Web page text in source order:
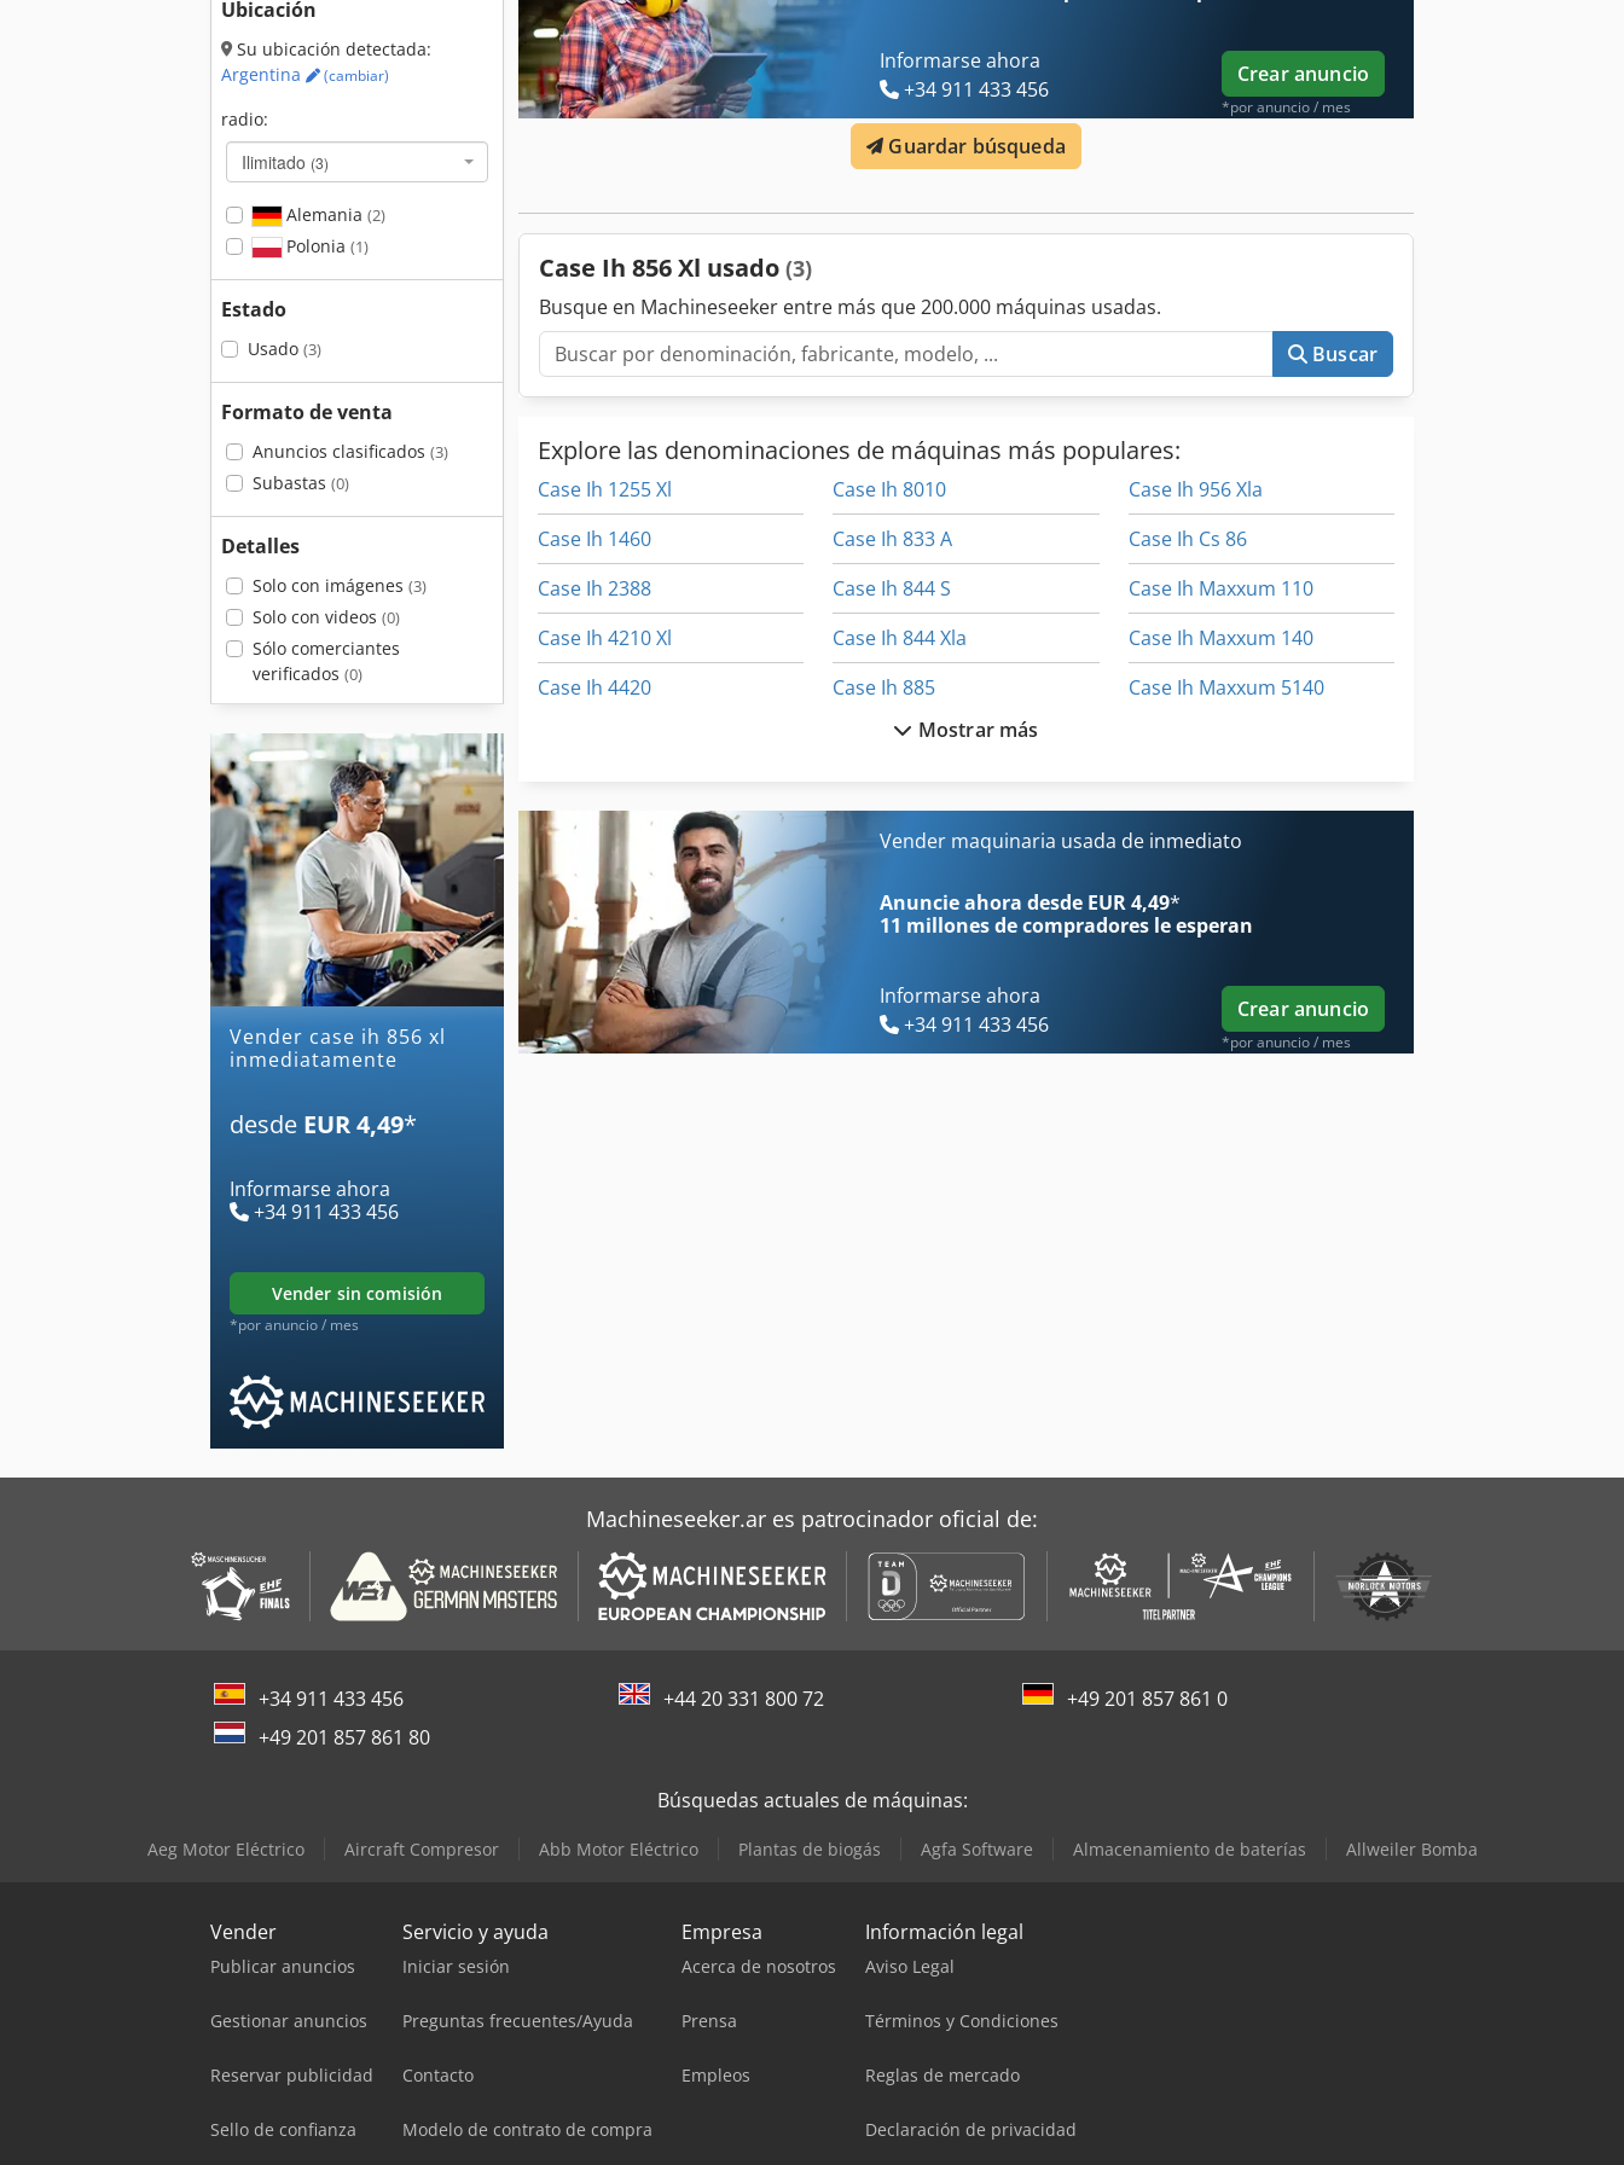
Ubicación
Su ubicación detectada:
Argentina
(cambiar)
radio:
Ilimitado (3)
Alemania (2)
Polonia (1)
Estado
Usado (3)
Formato de venta
Anuncios clasificados (3)
Subastas (0)
Detalles
Solo con imágenes (3)
Solo con videos (0)
Sólo comerciantes
verificados (0)
Vender case ih 856 xl
inmediatamente
desde EUR 4,49*
Informarse ahora
+34 911 433 456
vender sin comisión
*por anuncio / mes
Informarse ahora
+34 911 433 456
Crear anuncio
*por anuncio / mes
Guardar búsqueda
Case Ih 856 Xl usado (3)
Busque en Machineseeker entre más que 200.000 máquinas usadas.
Buscar
Explore las denominaciones de máquinas más populares:
Case Ih 1255 Xl
Case Ih 1460
Case Ih 2388
Case Ih 4210 Xl
Case Ih 4420
Case Ih 745 Xl
Case Ih 745 Xla
Case Ih 8010
Case Ih 833 A
Case Ih 844 S
Case Ih 844 Xla
Case Ih 885
Case Ih 886
Case Ih 9370
Case Ih 956 Xla
Case Ih Cs 86
Case Ih Maxxum 110
Case Ih Maxxum 140
Case Ih Maxxum 5140
Mostrar más
Vender maquinaria usada de inmediato
Anuncie ahora desde EUR 4,49*
11 millones de compradores le esperan
Informarse ahora
+34 911 433 456
Crear anuncio
*por anuncio / mes
Machineseeker.ar es patrocinador oficial de:
+34 911 433 456 +44 20 331 800 72
+49 201 857 861 0
+49 201 857 861 80
Búsquedas actuales de máquinas:
Aeg Motor Eléctrico Aircraft Compresor Abb Motor Eléctrico Plantas de biogás Agfa Software Almacenamiento de baterías Allweiler Bomba
Vender
Publicar anuncios
Gestionar anuncios
Reservar publicidad
Sello de confianza
Servicio y ayuda
Iniciar sesión
Preguntas frecuentes/Ayuda
Contacto
Modelo de contrato de compra
Empresa
Acerca de nosotros
Prensa
Empleos
Información legal
Aviso Legal
Términos y Condiciones
Reglas de mercado
Declaración de privacidad